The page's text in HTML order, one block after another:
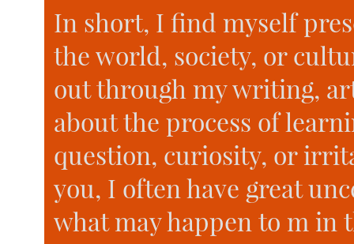
In short, I find myself
the world, society, or
out through my writing,
about the process of
question, curiosity, or
you, I often have great
what may happen to m in